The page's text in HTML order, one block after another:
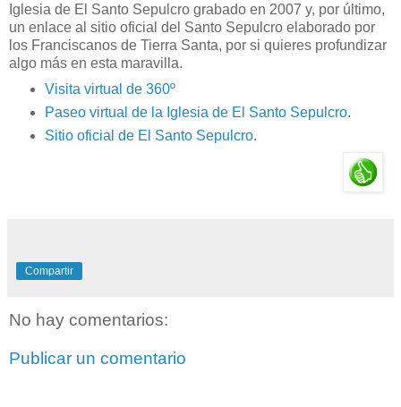
Iglesia de El Santo Sepulcro grabado en 2007 y, por último,
un enlace al sitio oficial del Santo Sepulcro elaborado por
los Franciscanos de Tierra Santa, por si quieres profundizar
algo más en esta maravilla.
Visita virtual de 360º
Paseo virtual de la Iglesia de El Santo Sepulcro.
Sitio oficial de El Santo Sepulcro.
Compartir
No hay comentarios:
Publicar un comentario